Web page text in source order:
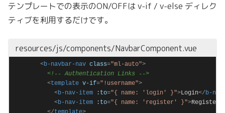
テンプレートでの表示のON/OFFは v-if / v-else ディレク
ティブを利用するだけです。
resources/js/components/NavbarComponent.vue
<b-navbar-nav class="ml-auto">
<!-- Authentication Links -->
<template v-if="!username">
<b-nav-item :to="{ name: 'login' }">Login</b-
<b-nav-item :to="{ name: 'register' }">Register